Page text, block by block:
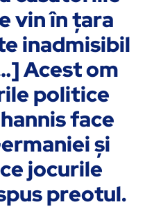
vin în ţara
inadmisibil
Acest om
politice
face
şi
jocurile
preotul.